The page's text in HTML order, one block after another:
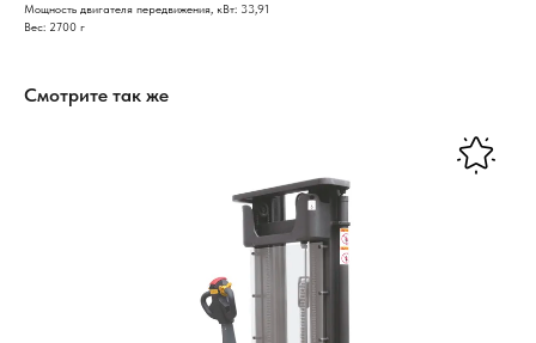
Мощность двигателя передвижения, кВт: 33,91
Вес: 2700 г
Смотрите так же